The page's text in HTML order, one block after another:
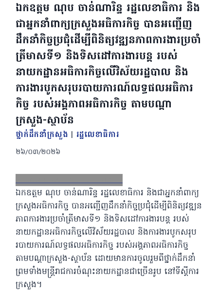
ឯកឧត្តម ណុប ចាន់ណារិន្ទ រដ្ឋលេខាធិការ និង
ជាអ្នកនាំពាក្យក្រសួងអធិការកិច្ច បានអញ្ជើញ
ដឹកនាំកិច្ចប្រជុំដើម្បីពិនិត្យវឌ្ឍនភាពការងារប្រចាំ
ត្រីមាសទី១ និងទិសដៅការងារបន្ត របស់
នាយកដ្ឋានអធិការកិច្ចលើវិស័យរដ្ឋបាល និង
ការងារបូកសរុបរបាយការណ៍លទ្ធផលអធិការ
កិច្ច របស់អង្គភាពអធិការកិច្ច តាមបណ្តា
ក្រសួង-ស្ថាប័ន
ថ្នាក់ដឹកនាំក្រសួង | រដ្ឋលេខាធិការ
២៦/០៣/២០២៦
FacebookXEmailLinkedIn
ឯកឧត្តម ណុប ចាន់ណារិន្ទ រដ្ឋលេខាធិការ និងជាអ្នកនាំពាក្យ
ក្រសួងអធិការកិច្ច បានអញ្ជើញដឹកនាំកិច្ចប្រជុំដើម្បីពិនិត្យវឌ្ឍន
ភាពការងារប្រចាំត្រីមាសទី១ និងទិសដៅការងារបន្ត របស់
នាយកដ្ឋានអធិការកិច្ចលើវិស័យរដ្ឋបាល និងការងារបូកសរុប
របាយការណ៍លទ្ធផលអធិការកិច្ច របស់អង្គភាពអធិការកិច្ច
តាមបណ្តាក្រសួង-ស្ថាប័ន ដោយមានការចូលរួមពីថ្នាក់ដឹកនាំ
ព្រមទាំងមន្ត្រីរាជការចំណុះនាយកដ្ឋានជាច្រើនរូប នៅទីស្ដីការ
ក្រសួង។